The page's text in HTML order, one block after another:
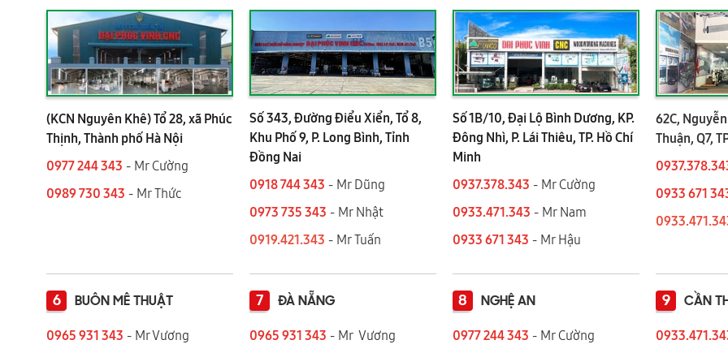
(KCN Nguyên Khê) Tổ 28, xã Phúc
Thịnh, Thành phố Hà Nội
0977 244 343 - Mr Cường
0989 730 343 - Mr Thức
Số 343, Đường Điểu Xiển, Tổ 8,
Khu Phố 9, P. Long Bình, Tỉnh
Đồng Nai
0918 744 343 - Mr Dũng
0973 735 343 - Mr Nhật
0919.421.343 ​​​​​​ - Mr Tuấn
Số 1B/10, Đại Lộ Bình Dương, KP.
Đông Nhì, P. Lái Thiêu, TP. Hồ Chí
Minh
0937.378.343 - Mr Cường
0933.471.343 - Mr Nam
0933 671 343 - Mr Hậu
62C,
Thuận, Q7,
0933 671
6 BUÔN MÊ THUẬT
0965 931 343 - Mr Vương
7 ĐÀ NẴNG
0965 931 343 - Mr Vương
8 NGHỆ AN
0977 244 343 - Mr Cường
9 CẦN